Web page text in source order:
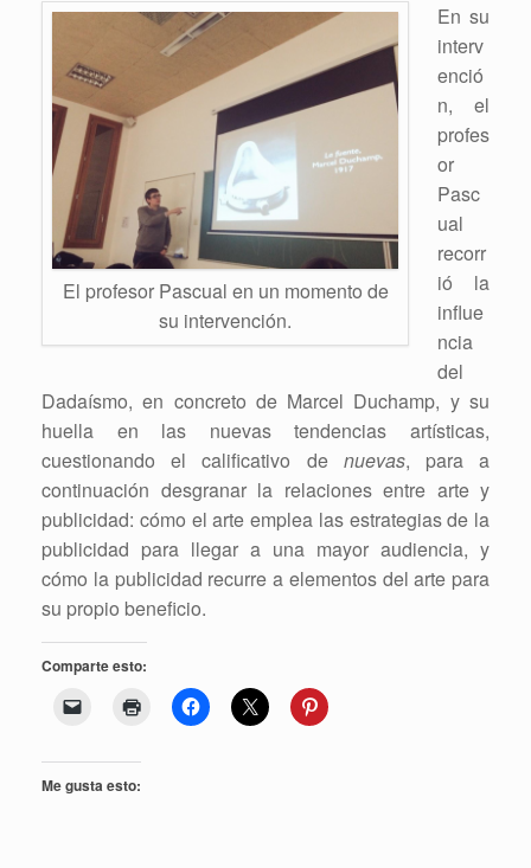
El profesor Pascual en un momento de
su intervención.
En su
interv
enció
n, el
profes
or
Pasc
ual
recorr
ió la
influe
ncia
del
Dadaísmo, en concreto de Marcel Duchamp, y su
huella en las nuevas tendencias artísticas,
cuestionando el calificativo de nuevas, para a
continuación desgranar la relaciones entre arte y
publicidad: cómo el arte emplea las estrategias de la
publicidad para llegar a una mayor audiencia, y
cómo la publicidad recurre a elementos del arte para
su propio beneficio.
Comparte esto:
Me gusta esto: